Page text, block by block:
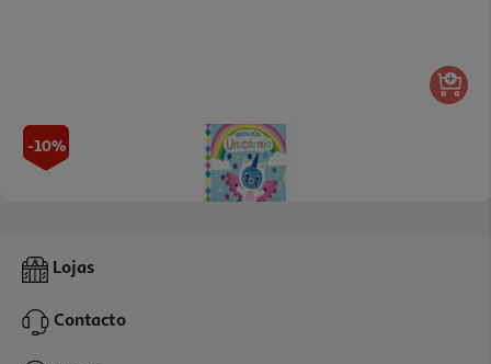
-10%
Livro Gatita Catita Unicórnio De Grace Habib
9,90 € PVP de editor
8,91 €
Lojas
Contacto